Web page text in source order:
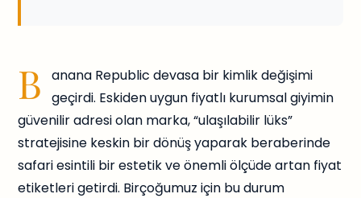
B
anana Republic devasa bir kimlik değişimi
geçirdi. Eskiden uygun fiyatlı kurumsal giyimin
güvenilir adresi olan marka, “ulaşılabilir lüks”
stratejisine keskin bir dönüş yaparak beraberinde
safari esintili bir estetik ve önemli ölçüde artan fiyat
etiketleri getirdi. Birçoğumuz için bu durum